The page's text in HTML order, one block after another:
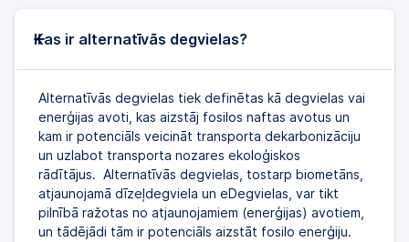
Kas ir alternatīvās degvielas?
Alternatīvās degvielas tiek definētas kā degvielas vai
enerģijas avoti, kas aizstāj fosilos naftas avotus un
kam ir potenciāls veicināt transporta dekarbonizāciju
un uzlabot transporta nozares ekoloģiskos
rādītājus. Alternatīvās degvielas, tostarp biometāns,
atjaunojamā dīzeļdegviela un eDegvielas, var tikt
pilnībā ražotas no atjaunojamiem (enerģijas) avotiem,
un tādējādi tām ir potenciāls aizstāt fosilo enerģiju.